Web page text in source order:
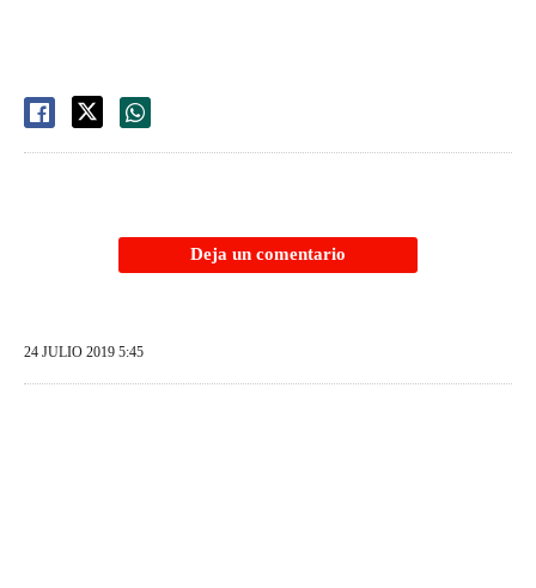
Deja un comentario
24 JULIO 2019 5:45